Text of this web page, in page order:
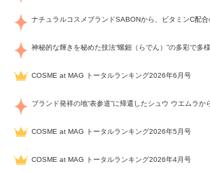
COSME at MAG トータルランキング2026年6月号
COSME at MAG トータルランキング2026年5月号
COSME at MAG トータルランキング2026年4月号